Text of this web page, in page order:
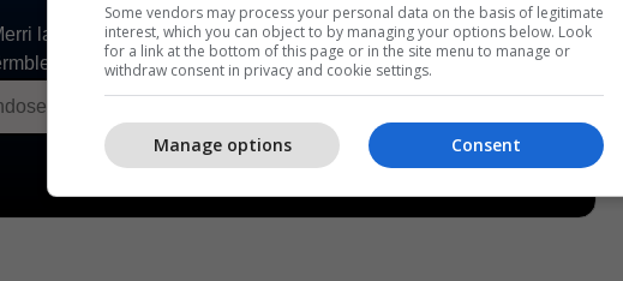
Some vendors may process your personal data on the basis of legitimate
interest, which you can object to by managing your options below. Look
for a link at the bottom of this page or in the site menu to manage or
withdraw consent in privacy and cookie settings.
Consent
Manage options